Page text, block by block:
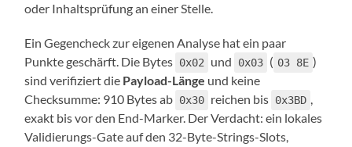
oder Inhaltsprüfung an einer Stelle.
Ein Gegencheck zur eigenen Analyse hat ein paar
Punkte geschärft. Die Bytes 0x02 und 0x03 ( 03 8E )
sind verifiziert die Payload-Länge und keine
Checksumme: 910 Bytes ab 0x30 reichen bis 0x3BD ,
exakt bis vor den End-Marker. Der Verdacht: ein lokales
Validierungs-Gate auf den 32-Byte-Strings-Slots,